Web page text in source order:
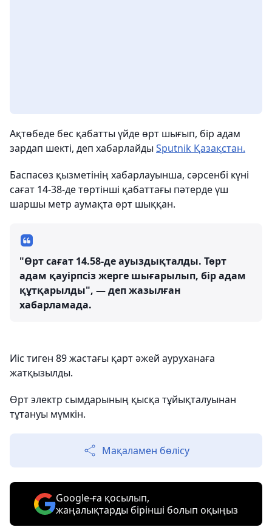
Ақтөбеде бес қабатты үйде өрт шығып, бір адам
зардап шекті, деп хабарлайды Sputnik Қазақстан.
Баспасөз қызметінің хабарлауынша, сәрсенбі күні
сағат 14-38-де төртінші қабаттағы пәтерде үш
шаршы метр аумақта өрт шыққан.
"Өрт сағат 14.58-де ауыздықталды. Төрт
адам қауірпсіз жерге шығарылып, бір адам
құтқарылды", — деп жазылған
хабарламада.
Иіс тиген 89 жастағы қарт әжей ауруханаға
жатқызылды.
Өрт электр сымдарының қысқа тұйықталуынан
тұтануы мүмкін.
Мақаламен бөлісу
Google-ға қосылып,
жаңалықтарды бірінші болып оқыңыз